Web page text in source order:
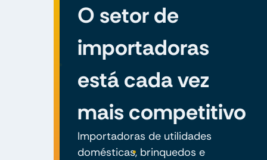
O setor de
importadoras
está cada vez
mais competitivo
Importadoras de utilidades
domésticas, brinquedos e